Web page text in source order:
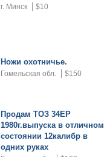
г. Минск $10
Ножи охотничье.
Гомельская обл. $150
Продам ТОЗ 34ЕР
1980г.выпуска в отличном
состоянии 12калибр в
одних руках